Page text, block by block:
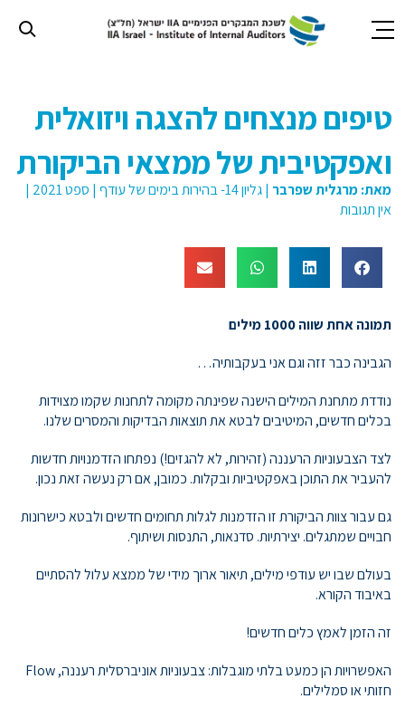
דף
אינטרנט,
אנטר
כדי
לעבור
תוכן
טיפים מנצחים להצגה ויזואלית
ואפקטיבית של ממצאי הביקורת
מאת:מרגלית שפרבר |גליון 14- בהירות בימים של עודף | ספט 2021
|
אין תגובות
תמונה אחת שווה 1000 מילים
הגבינה כבר זזה וגם אני בעקבותיה…
נודדת מתחנת המילים הישנה שפינתה מקומה לתחנות שקמו מצוידות
בכלים חדשים, המיטיבים לבטא את תוצאות הבדיקות והמסרים שלנו.
לצד הצבעוניות הרעננה (זהירות, לא להגזים!) נפתחו הזדמנויות חדשות
להעביר את התוכן באפקטיביות ובקלות. כמובן, אם רק נעשה זאת נכון.
גם עבור צוות הביקורת זו הזדמנות לגלות תחומים חדשים ולבטא כישרונות
חבויים שמתגלים. יצירתיות. סדנאות, התנסות ושיתוף.
בעולם שבו יש עודפי מילים, תיאור ארוך מידי של ממצא עלול להסתיים
באיבוד הקורא.
זה הזמן לאמץ כלים חדשים!
האפשרויות הן כמעט בלתי מוגבלות: צבעוניות אוניברסלית רעננה, Flow
חזותי או סמלילים.